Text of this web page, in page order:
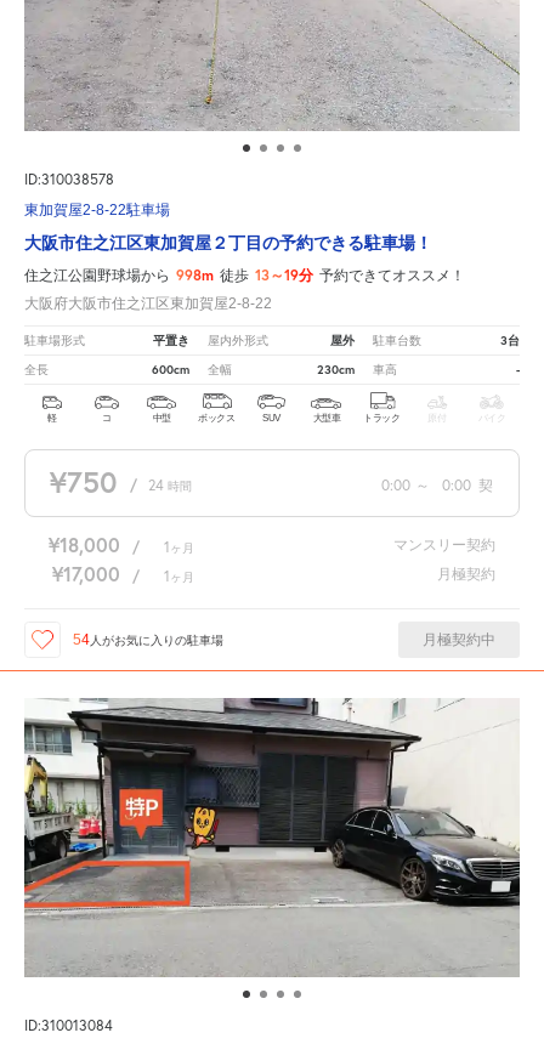
ID:310038578
東加賀屋2-8-22駐車場
大阪市住之江区東加賀屋２丁目の予約できる駐車場！
住之江公園野球場から 998m 徒歩 13～19分 予約できてオススメ！
大阪府大阪市住之江区東加賀屋2-8-22
駐車場形式 平置き 屋内外形式 屋外 駐車台数 3台
全長 600cm 全幅 230cm 車高 -
軽 コ 中型 ボックス SUV 大型車 トラック 原付 バイク
¥750 / 24 時間 0:00 ～ 0:00 契
¥18,000 / 1 ヶ月 マンスリー契約
¥17,000 / 1 ヶ月 月極契約
54人がお気に入りの駐車場 月極契約中
ID:310013084